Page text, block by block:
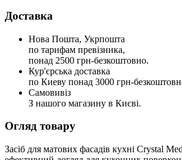
Доставка
Нова Пошта, Укрпошта
по тарифам превізника,
понад 2500 грн-безкоштовно.
Кур'єрська доставка
по Киеву понад 3000 грн-
Самовивіз
З нашого магазину в Києві.
Огляд товару
Засіб для матових фасадів кухні Crystal